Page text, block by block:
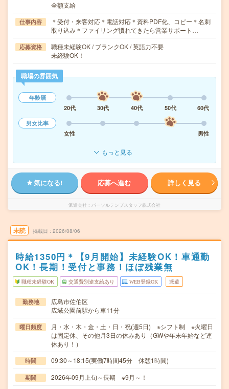
全額支給
仕事内容
＊受付・来客対応＊電話対応＊資料PDF化、コピー＊名刺
取り込み＊ファイリング慣れてきたら営業サポート…
応募資格
職種未経験OK / ブランクOK / 英語力不要
未経験OK！
職場の雰囲気
年齢層
20代
30代 40代 50代
60代
男女比率
女性
男性
もっと見る
気になる! 応募へ進む 詳しく見る
派遣会社 パーソルテンプスタッフ株式会社
未読 掲載日 2026/08/06
時給1350円＊【9月開始】未経験OK！車通勤
OK！長期！受付と事務！ほぼ残業無
職種未経験OK 交通費別途支給あり WEB登録OK 派遣
勤務地
広島市佐伯区
広域公園前駅から車11分
曜日頻度
月・水・木・金・土・日・祝(週5日) ※シフト制 ※火曜日
は固定休、その他月3日の休みあり（GWや年末年始など連
休あり！）
時間 09:30～18:15(実働7時間45分 休憩1時間)
期間 2026年09月上旬～長期 ※9月～！